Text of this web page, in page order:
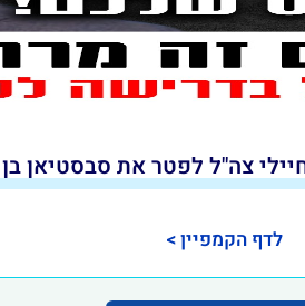
צה"ל לפטר את סבסטיאן בן
לדף הקמפיין >